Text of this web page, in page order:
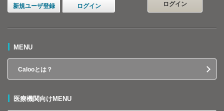
新規ユーザ登録 ログイン
ログイン
MENU
Calooとは？
医療機関向けMENU